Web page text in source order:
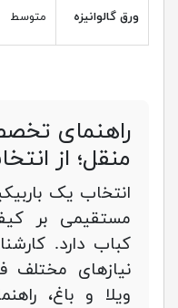
ورق گالوانیزه متوسط
راهنمای
منقل؛ از
انتخاب یک
مستقیمی بر
کباب دارد.
نیازهای مختلف
ویلا و باغ،